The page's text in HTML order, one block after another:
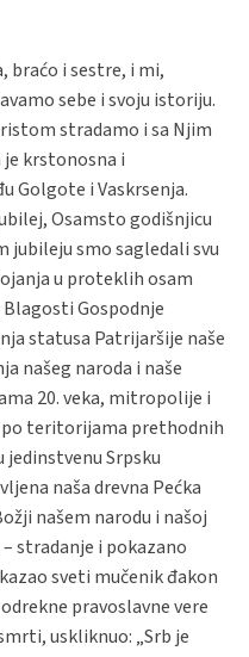
braćo i sestre, i mi,
sebe i svoju istoriju.
stradamo i sa Njim
je krstonosna i
Golgote i Vaskrsenja.
Osamsto godišnjicu
jubileju smo sagledali svu
u proteklih osam
Gospodnje
statusa Patrijaršije naše
našeg naroda i naše
20. veka, mitropolije i
po teritorijama prethodnih
jedinstvenu Srpsku
naša drevna Pećka
našem narodu i našoj
stradanje i pokazano
sveti mučenik đakon
pravoslavne vere
uskliknuo: „Srb je